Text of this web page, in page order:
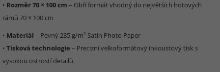
• Rozměr 70 × 100 cm – Obří formát vhodný do největších hotových
rámů 70 × 100 cm
• Materiál – Pevný 235 g/m² Satin Photo Paper
• Tisková technologie – Precizní velkoformátový inkoustový tisk s
vysokou ostrostí detailů